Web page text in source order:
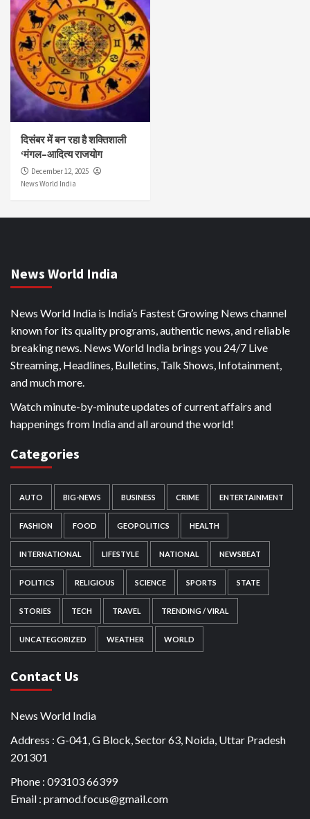
दिसंबर में बन रहा है शक्तिशाली
‘मंगल–आदित्य राजयोग
December 12, 2025
News World India
News World India
News World India is India’s Fastest Growing News channel
known for its quality programs, authentic news, and reliable
breaking news. News World India brings you 24/7 Live
Streaming, Headlines, Bulletins, Talk Shows, Infotainment,
and much more.
Watch minute-by-minute updates of current affairs and
happenings from India and all around the world!
Categories
AUTO BIG-NEWS BUSINESS CRIME ENTERTAINMENT
FASHION FOOD GEOPOLITICS HEALTH
INTERNATIONAL LIFESTYLE NATIONAL NEWSBEAT
POLITICS RELIGIOUS SCIENCE SPORTS STATE
STORIES TECH TRAVEL TRENDING / VIRAL
UNCATEGORIZED WEATHER WORLD
Contact Us
News World India
Address : G-041, G Block, Sector 63, Noida, Uttar Pradesh
201301
Phone : 093103 66399
Email : pramod.focus@gmail.com